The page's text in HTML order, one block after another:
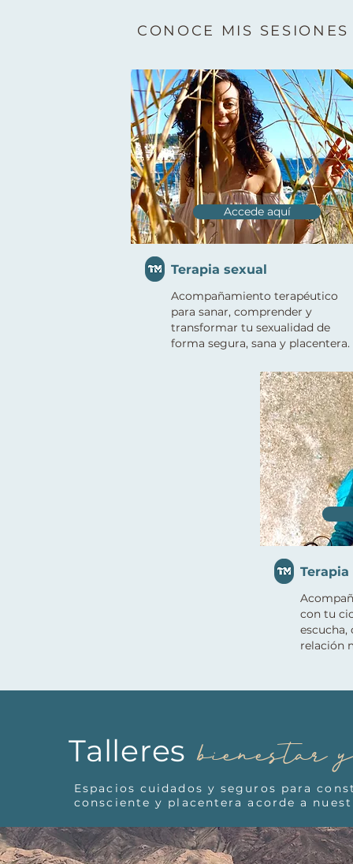
CONOCE MIS
Accede aquí
Terapia sexual
Acompañamiento terapéutico
para sanar, comprender y
transformar tu sexualidad de
forma segura, sana y placentera.
con tu
escucha,
relación
Talleres bienestar
Espacios cuidados y seguros para
consciente y placentera acorde a